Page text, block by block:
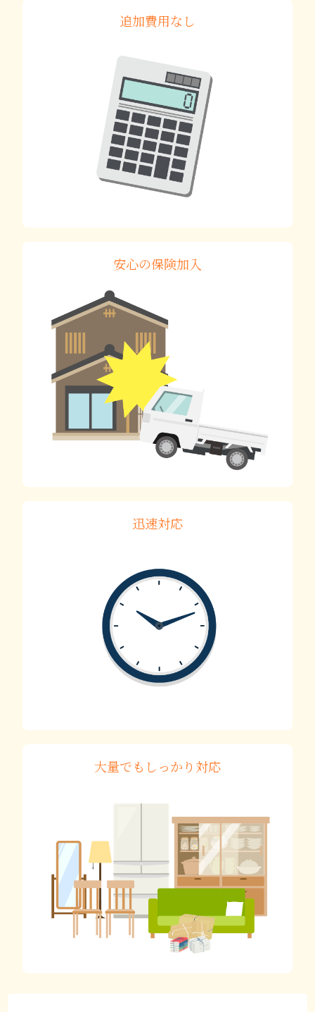
追加費用なし
安心の保険加入
迅速対応
大量でもしっかり対応